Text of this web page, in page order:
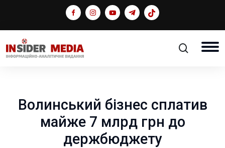
Волинський бізнес сплатив
майже 7 млрд грн до
держбюджету